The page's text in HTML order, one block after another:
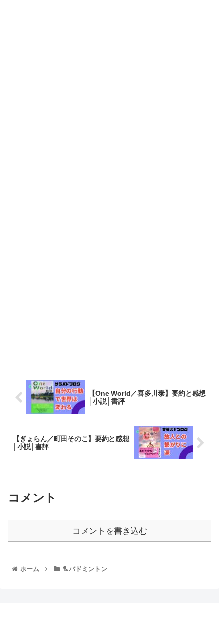
【One World／喜多川泰】要約と感想
│小説│書評
【ぎょらん／町田そのこ】要約と感想
│小説│書評
コメント
コメントを書き込む
ホーム 🏸バドミントン